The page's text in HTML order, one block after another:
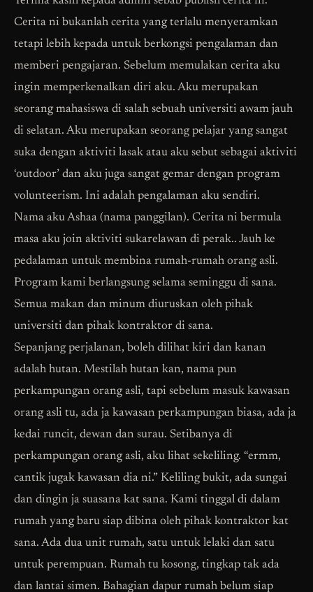
Cerita ni bukanlah cerita yang terlalu menyeramkan
tetapi lebih kepada untuk berkongsi pengalaman dan
memberi pengajaran. Sebelum memulakan cerita aku
ingin memperkenalkan diri aku. Aku merupakan
seorang mahasiswa di salah sebuah universiti awam jauh
di selatan. Aku merupakan seorang pelajar yang sangat
suka dengan aktiviti lasak atau aku sebut sebagai aktiviti
‘outdoor’ dan aku juga sangat gemar dengan program
volunteerism. Ini adalah pengalaman aku sendiri.
Nama aku Ashaa (nama panggilan). Cerita ni bermula
masa aku join aktiviti sukarelawan di perak.. Jauh ke
pedalaman untuk membina rumah-rumah orang asli.
Program kami berlangsung selama seminggu di sana.
Semua makan dan minum diuruskan oleh pihak
universiti dan pihak kontraktor di sana.
Sepanjang perjalanan, boleh dilihat kiri dan kanan
adalah hutan. Mestilah hutan kan, nama pun
perkampungan orang asli, tapi sebelum masuk kawasan
orang asli tu, ada ja kawasan perkampungan biasa, ada ja
kedai runcit, dewan dan surau. Setibanya di
perkampungan orang asli, aku lihat sekeliling. “ermm,
cantik jugak kawasan dia ni.” Keliling bukit, ada sungai
dan dingin ja suasana kat sana. Kami tinggal di dalam
rumah yang baru siap dibina oleh pihak kontraktor kat
sana. Ada dua unit rumah, satu untuk lelaki dan satu
untuk perempuan. Rumah tu kosong, tingkap tak ada
dan lantai simen. Bahagian dapur rumah belum siap